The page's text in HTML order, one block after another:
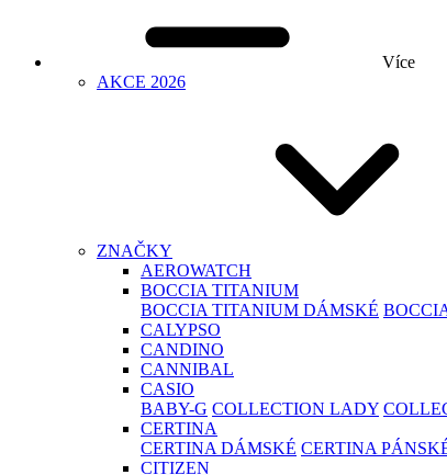
Více
AKCE 2026
ZNAČKY
AEROWATCH
BOCCIA TITANIUM
BOCCIA TITANIUM DÁMSKÉ
CALYPSO
CANDINO
CANNIBAL
CASIO
BABY-G COLLECTION LADY
CERTINA
CERTINA DÁMSKÉ CERTINA
CITIZEN